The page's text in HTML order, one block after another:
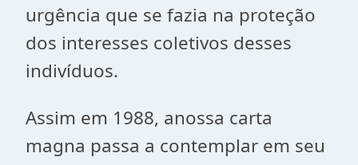
urgência que se fazia na proteção
dos interesses coletivos desses
indivíduos.
Assim em 1988, anossa carta
magna passa a contemplar em seu